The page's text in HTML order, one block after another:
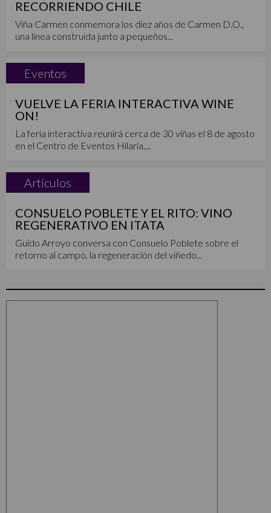
RECORRIENDO CHILE
Viña Carmen conmemora los diez años de Carmen D.O.,
una línea construida junto a pequeños...
Eventos
VUELVE LA FERIA INTERACTIVA WINE
ON!
La feria interactiva reunirá cerca de 30 viñas el 8 de agosto
en el Centro de Eventos Hilaria,...
Artículos
CONSUELO POBLETE Y EL RITO: VINO
REGENERATIVO EN ITATA
Guido Arroyo conversa con Consuelo Poblete sobre el
retorno al campo, la regeneración del viñedo...